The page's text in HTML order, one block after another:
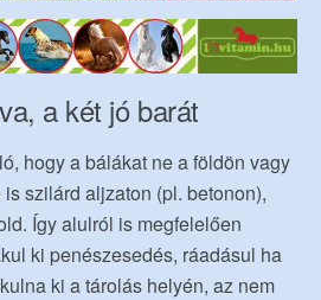
a két jó barát
hogy a bálákat ne a földön vagy
szilárd aljzaton (pl. betonon),
Így alulról is megfelelően
ki penészesedés, ráadásul ha
ki a tárolás helyén, az nem